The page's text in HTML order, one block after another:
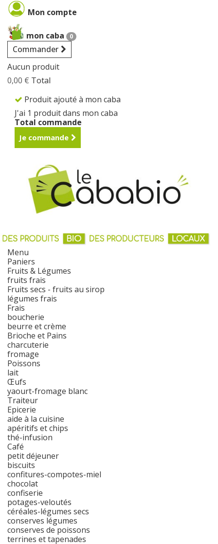
Mon compte
mon caba 0
Commander
Aucun produit
0,00 € Total
Produit ajouté à mon caba
J'ai 1 produit dans mon caba
Total commande
Je commande
Menu
Paniers
Fruits & Légumes
fruits frais
Fruits secs - fruits au sirop
légumes frais
Frais
boucherie
beurre et crème
Brioche et Pains
charcuterie
fromage
Poissons
lait
Œufs
yaourt-fromage blanc
Traiteur
Epicerie
aide à la cuisine
apéritifs et chips
thé-infusion
Café
petit déjeuner
biscuits
confitures-compotes-miel
chocolat
confiserie
potages-veloutés
céréales-légumes secs
conserves légumes
conserves de poissons
terrines et tapenades
Cookies management panel